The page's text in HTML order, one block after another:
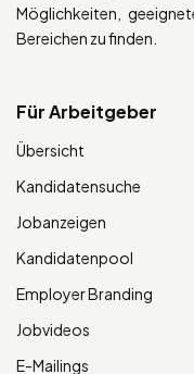
Möglichkeiten,
Bereichen zu finden.
Für Arbeitgeber
Übersicht
Kandidatensuche
Jobanzeigen
Kandidatenpool
Employer Branding
Jobvideos
E-Mailings